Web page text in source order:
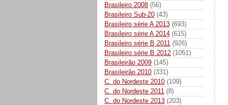
Brasileiro 2008 (56)
Brasileiro Sub-20 (43)
Brasileiro série A 2013 (693)
Brasileiro série A 2014 (615)
Brasileiro série B 2011 (926)
Brasileiro série B 2012 (1051)
Brasileirão 2009 (145)
Brasileirão 2010 (331)
C. do Nordeste 2010 (109)
C. do Nordeste 2011 (8)
C. do Nordeste 2013 (203)